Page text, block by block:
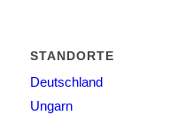
STANDORTE
Deutschland
Ungarn